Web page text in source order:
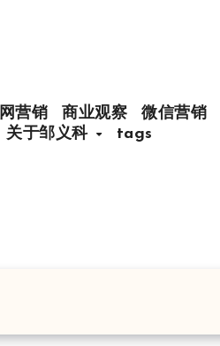
营销 商业观察 微信营销
关于邹义科
tags